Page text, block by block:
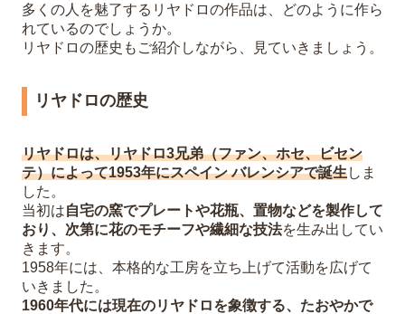
多くの人を魅了するリヤドロの作品は、どのように作ら
れているのでしょうか。
リヤドロの歴史もご紹介しながら、見ていきましょう。
リヤドロの歴史
リヤドロは、リヤドロ3兄弟（ファン、ホセ、ビセン
テ）によって1953年にスペイン バレンシアで誕生しま
した。
当初は自宅の窯でプレートや花瓶、置物などを製作して
おり、次第に花のモチーフや繊細な技法を生み出してい
きます。
1958年には、本格的な工房を立ち上げて活動を広げて
いきました。
1960年代には現在のリヤドロを象徴する、たおやかで